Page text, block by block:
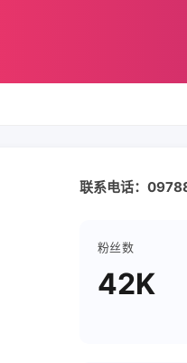
联系电话：
粉丝数
42K